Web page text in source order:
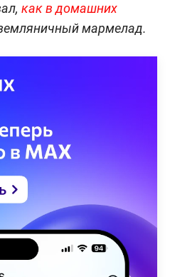
как в домашних
мармелад.